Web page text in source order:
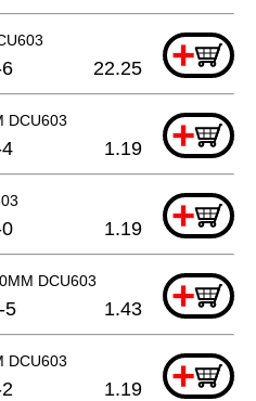
+
22.25
DCU603 +
1.19
+
1.19
DCU603 +
5 1.43
DCU603 +
1.19